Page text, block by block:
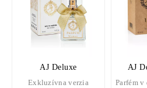
AJ Deluxe
Exkluzívna verzia
AJ
Parfém v